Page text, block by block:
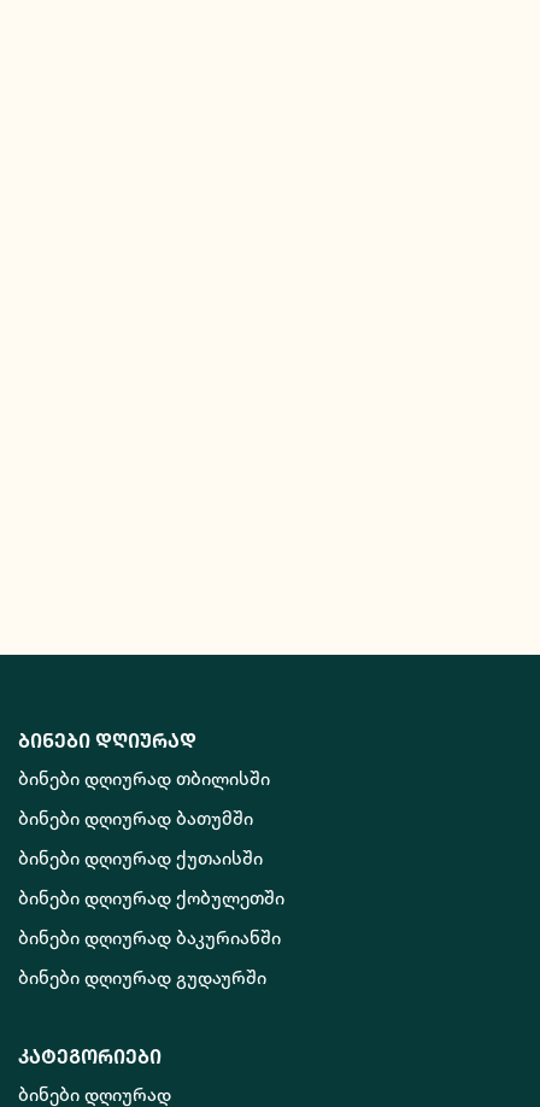
ბინები დღიურად
ბინები დღიურად თბილისში
ბინები დღიურად ბათუმში
ბინები დღიურად ქუთაისში
ბინები დღიურად ქობულეთში
ბინები დღიურად ბაკურიანში
ბინები დღიურად გუდაურში
კატეგორიები
ბინები დღიურად